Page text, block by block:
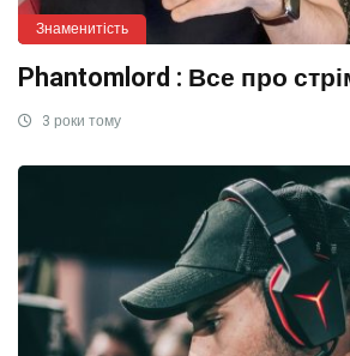
Знаменитість
Phantomlord : Все про
3 роки тому